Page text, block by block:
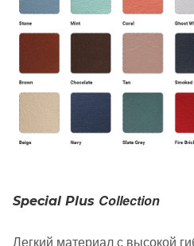
Special Plus Collection
Легкий материал с высокой